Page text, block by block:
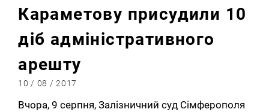
Караметову присудили 10
діб адміністративного
арешту
10 / 08 / 2017
Вчора, 9 серпня, Залізничний суд Сімферополя